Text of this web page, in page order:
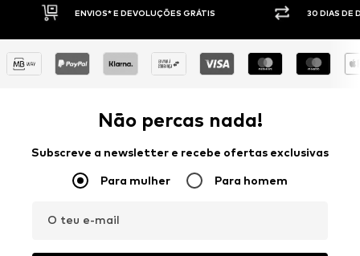
ENVIOS* E DEVOLUÇÕES GRÁTIS 30 DIAS DE
Não percas nada!
Subscreve a newsletter e recebe ofertas exclusivas
Para mulher Para homem
O teu e-mail